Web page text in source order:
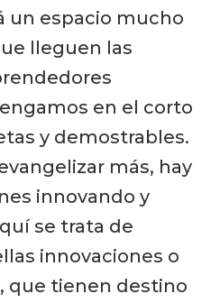
un espacio mucho
lleguen las
en el corto
y demostrables.
más, hay
innovando y
se trata de
innovaciones o
que tienen destino